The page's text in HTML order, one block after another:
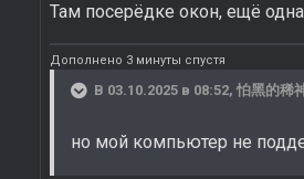
Там посерёдке окон, ещё
Дополнено 3 минуты спустя
В 03.10.2025 в 08:52,怕黑的稀
но мой компьютер не